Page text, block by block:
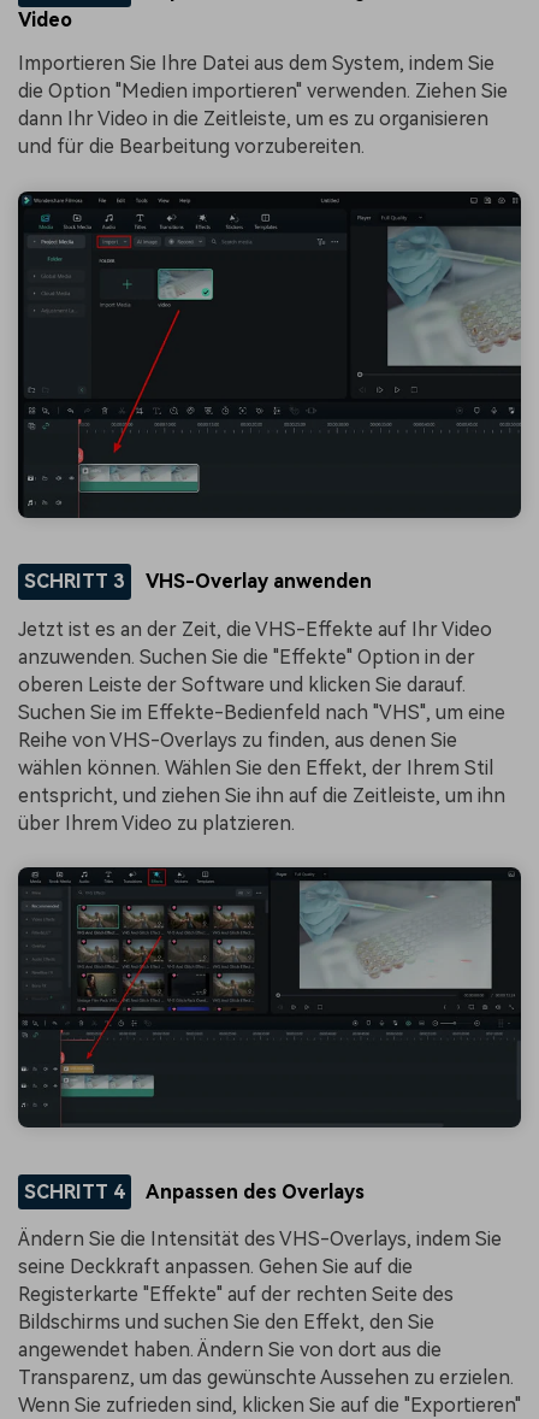
Video
Importieren Sie Ihre Datei aus dem System, indem Sie
die Option "Medien importieren" verwenden. Ziehen Sie
dann Ihr Video in die Zeitleiste, um es zu organisieren
und für die Bearbeitung vorzubereiten.
SCHRITT 3 VHS-Overlay anwenden
Jetzt ist es an der Zeit, die VHS-Effekte auf Ihr Video
anzuwenden. Suchen Sie die "Effekte" Option in der
oberen Leiste der Software und klicken Sie darauf.
Suchen Sie im Effekte-Bedienfeld nach "VHS", um eine
Reihe von VHS-Overlays zu finden, aus denen Sie
wählen können. Wählen Sie den Effekt, der Ihrem Stil
entspricht, und ziehen Sie ihn auf die Zeitleiste, um ihn
über Ihrem Video zu platzieren.
SCHRITT 4 Anpassen des Overlays
Ändern Sie die Intensität des VHS-Overlays, indem Sie
seine Deckkraft anpassen. Gehen Sie auf die
Registerkarte "Effekte" auf der rechten Seite des
Bildschirms und suchen Sie den Effekt, den Sie
angewendet haben. Ändern Sie von dort aus die
Transparenz, um das gewünschte Aussehen zu erzielen.
Wenn Sie zufrieden sind, klicken Sie auf die "Exportieren"